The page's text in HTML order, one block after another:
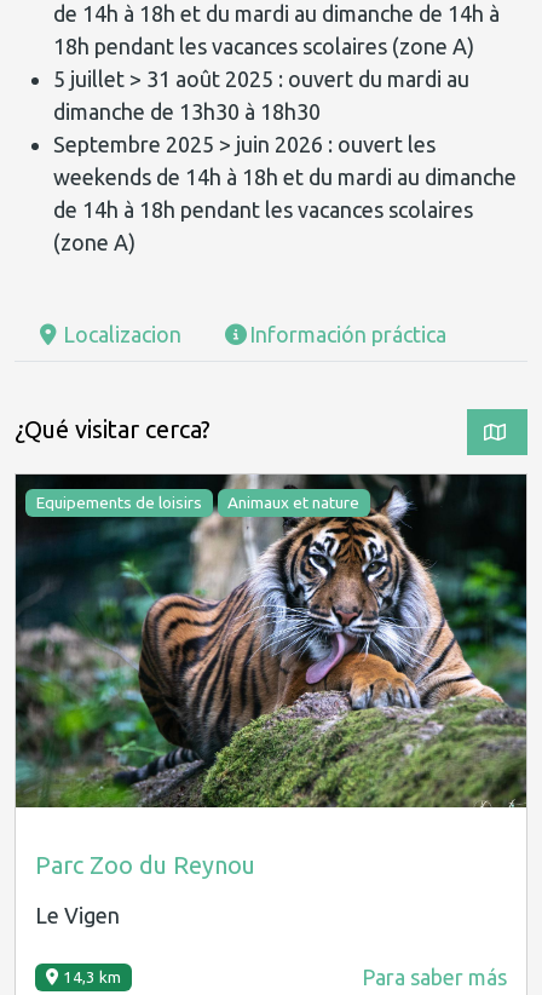
de 14h à 18h et du mardi au dimanche de 14h à
18h pendant les vacances scolaires (zone A)
5 juillet > 31 août 2025 : ouvert du mardi au
dimanche de 13h30 à 18h30
Septembre 2025 > juin 2026 : ouvert les
weekends de 14h à 18h et du mardi au dimanche
de 14h à 18h pendant les vacances scolaires
(zone A)
Localizacion Información práctica
¿Qué visitar cerca?
Equipements de loisirs Animaux et nature
Parc Zoo du Reynou
Le Vigen
14,3 km Para saber más